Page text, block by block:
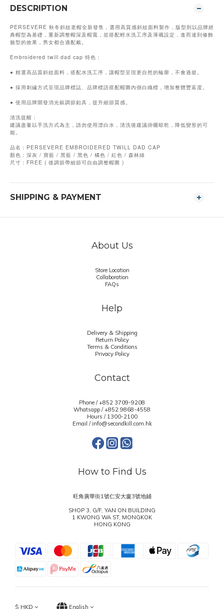
DESCRIPTION
PERSEVERE 秋冬斜紋老帽全新發售，選用高質感斜紋面料製作，版型則以品牌經
典帽型為基礎，重新調整帽深及帽寬，並搭配輕水洗工序及薄襯設定，進而達到修飾
臉型的效果，男女都合適配戴。
Embroidered twill dad cap 特色：
● 精選高品質斜紋面料，搭配水洗工序，讓帽型呈現更自然的輪廓，不會過挺。
● 採用刺繡方式呈現品牌標誌、品牌標語搭配帽圍內側白織標，增加整體豐富度。
● 使用品牌開發消光銀調節釦具，提升細節質感。
清洗提醒：
建議盡量以手洗方式為主，請勿使用漂白水，清洗後建議掛曬晾乾，降低變形的可
能。
品名：PERSEVERE EMBROIDERED TWILL DAD CAP
顏色：深灰 / 寶藍 / 黑藍 / 黑色 / 橘色 / 紅色 / 森林綠
尺寸：FREE ( 後調節帶細節可自由調整帽圍 )
SHIPPING & PAYMENT
About Us
Store Location
Collaboration
FAQs
Help
Delivery & Shipping
Return Policy
Terms & Conditions
Privacy Policy
Contact
Phone / +852 3709-9208
Whatsapp /+852 9868-4558
Hours / 1300-2100
Email / info@secondkill.com.hk
How to Find Us
旺角廣華街1號仁安大廈3號地鋪
SHOP 3, G/F, YAN ON BUILDING
1 KWONG WA ST, MONGKOK
HONG KONG
$ HKD English